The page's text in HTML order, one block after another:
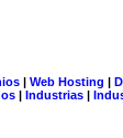
| Web Hosting |
| Industrias |